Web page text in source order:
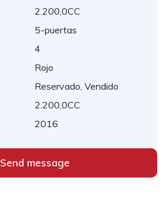
2.200,0CC
5-puertas
4
Rojo
Reservado, Vendido
2.200,0CC
2016
Send message